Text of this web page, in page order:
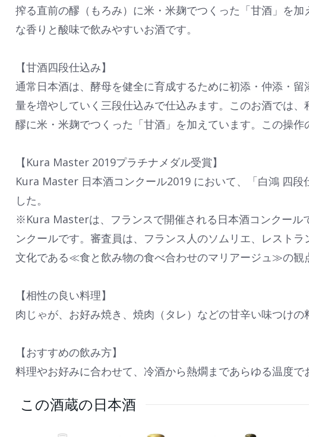
搾る直前の醪（もろみ）に米・米麹でつくった「甘酒」を
な香りと酸味で飲みやすいお酒です。
【甘酒四段仕込み】
通常日本酒は、酵母を健全に育成するために初添・仲添・
量を増やしていく三段仕込みで仕込みます。このお酒では
醪に米・米麹でつくった「甘酒」を加えています。この操作
【Kura Master 2019プラチナメダル受賞】
Kura Master 日本酒コンクール2019 において、「白鴻 四
した。
※Kura Masterは、フランスで開催される日本酒コンクール
ンクールです。審査員は、フランス人のソムリエ、レスト
文化である≪食と飲み物の食べ合わせのマリアージュ≫の観
【相性の良い料理】
肉じゃが、お好み焼き、焼肉（タレ）などの甘辛い味つけの
【おすすめの飲み方】
料理やお好みに合わせて、冷酒から熱燗まであらゆる温度で
この酒蔵の日本酒